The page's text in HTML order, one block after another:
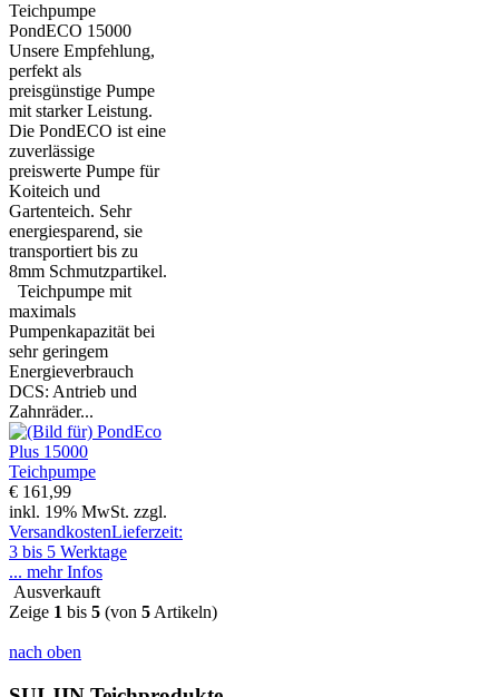
Teichpumpe
PondECO 15000
Unsere Empfehlung,
perfekt als
preisgünstige Pumpe
mit starker Leistung.
Die PondECO ist eine
zuverlässige
preiswerte Pumpe für
Koiteich und
Gartenteich. Sehr
energiesparend, sie
transportiert bis zu
8mm Schmutzpartikel.
Teichpumpe mit
maximals
Pumpenkapazität bei
sehr geringem
Energieverbrauch
DCS: Antrieb und
Zahnräder...
€ 161,99
inkl. 19% MwSt. zzgl.
VersandkostenLieferzeit:
3 bis 5 Werktage
... mehr Infos
Ausverkauft
Zeige 1 bis 5 (von 5 Artikeln)
nach oben